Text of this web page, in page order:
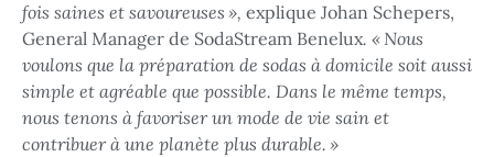
fois saines et savoureuses », explique Johan Schepers,
General Manager de SodaStream Benelux. « Nous
voulons que la préparation de sodas à domicile soit aussi
simple et agréable que possible. Dans le même temps,
nous tenons à favoriser un mode de vie sain et
contribuer à une planète plus durable. »